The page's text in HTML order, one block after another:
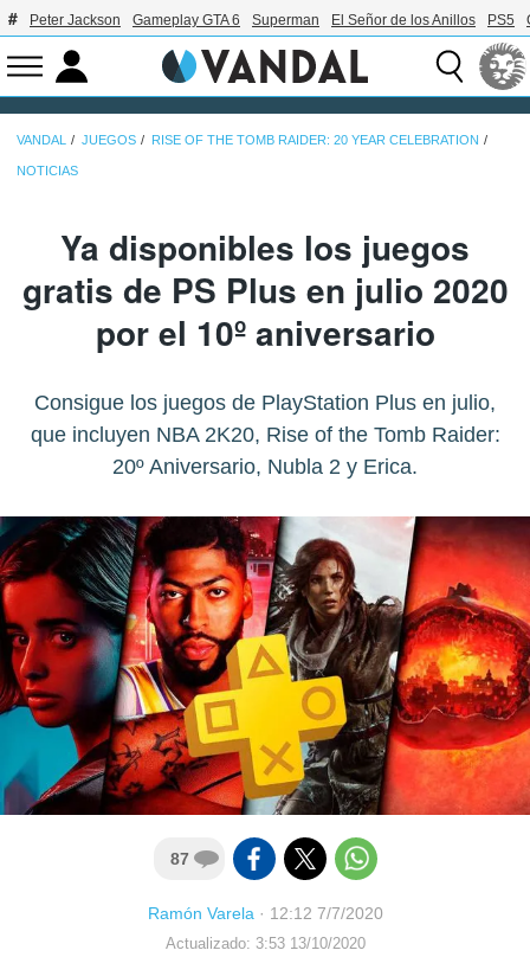
Peter Jackson Gameplay GTA 6 Superman El Señor de los Anillos PS5
VANDAL JUEGOS RISE OF THE TOMB RAIDER: 20 YEAR CELEBRATION
NOTICIAS
Ya disponibles los juegos
gratis de PS Plus en julio 2020
por el 10º aniversario
Consigue los juegos de PlayStation Plus en julio,
que incluyen NBA 2K20, Rise of the Tomb Raider:
20º Aniversario, Nubla 2 y Erica.
87
Ramón Varela· 12:12 7/7/2020
Actualizado: 3:53 13/10/2020